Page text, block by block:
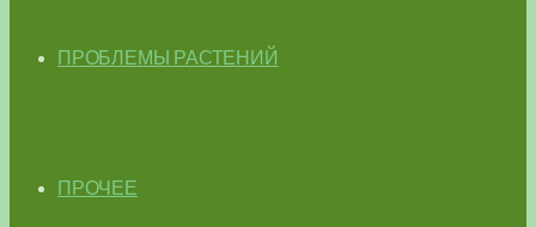
ПРОБЛЕМЫ РАСТЕНИЙ
ПРОЧЕЕ